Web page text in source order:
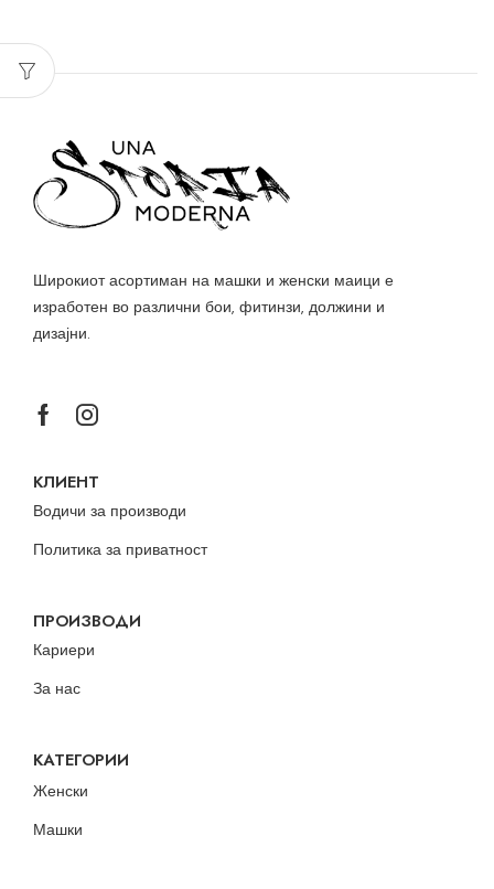
Широкиот асортиман на машки и женски маици е
изработен во различни бои, фитинзи, должини и
дизајни.
КЛИЕНТ
Водичи за производи
Политика за приватност
ПРОИЗВОДИ
Кариери
За нас
КАТЕГОРИИ
Женски
Машки